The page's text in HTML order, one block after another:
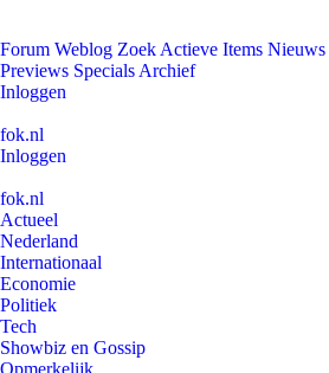
Forum Weblog Zoek Actieve Items Nieuws
Previews Specials Archief
Inloggen
fok.nl
Inloggen
fok.nl
Actueel
Nederland
Internationaal
Economie
Politiek
Tech
Showbiz en Gossip
Opmerkelijk